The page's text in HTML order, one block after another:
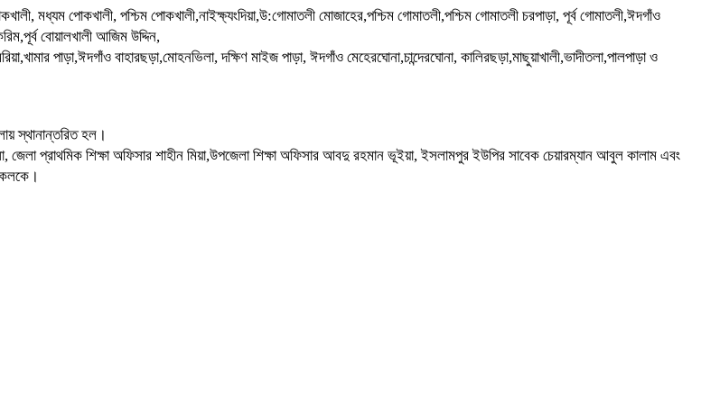
মধ্যম পোকখালী, পশ্চিম পোকখালী,নাইক্ষ্যংদিয়া,উ:গোমাতলী মোজাহের,পশ্চিম গোমাতলী,পশ্চিম গোমাতলী চরপাড়া, পূর্ব গোমাতলী,ঈদগাঁও
বোয়ালখালী আজিম উদ্দিন,
পাড়া,ঈদগাঁও বাহারছড়া,মোহনভিলা, দক্ষিণ মাইজ পাড়া, ঈদগাঁও মেহেরঘোনা,চান্দেরঘোনা, কালিরছড়া,মাছুয়াখালী,ভাদীতলা,পালপাড়া ও
স্থানান্তরিত হল।
জেলা প্রাথমিক শিক্ষা অফিসার শাহীন মিয়া,উপজেলা শিক্ষা অফিসার আবদু রহমান ভূইয়া, ইসলামপুর ইউপির সাবেক চেয়ারম্যান আবুল কালাম এবং